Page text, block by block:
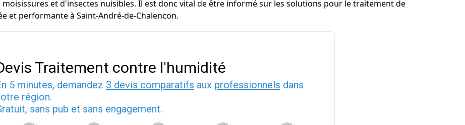
et d'insectes nuisibles. Il est donc vital de être informé sur les solutions pour le traitement de
et performante à Saint-André-de-Chalencon.
Traitement contre l'humidité
5 minutes, demandez 3 devis comparatifs aux professionnels dans
région.
sans pub et sans engagement.